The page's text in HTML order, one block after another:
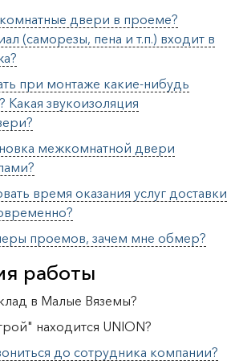
двери в проеме?
(саморезы, пена и т.п.) входит в
при монтаже какие-нибудь
звукоизоляция
межкомнатной двери
время оказания услуг доставки
проемов, зачем мне обмер?
работы
в Малые Вяземы?
находится UNION?
до сотрудника компании?